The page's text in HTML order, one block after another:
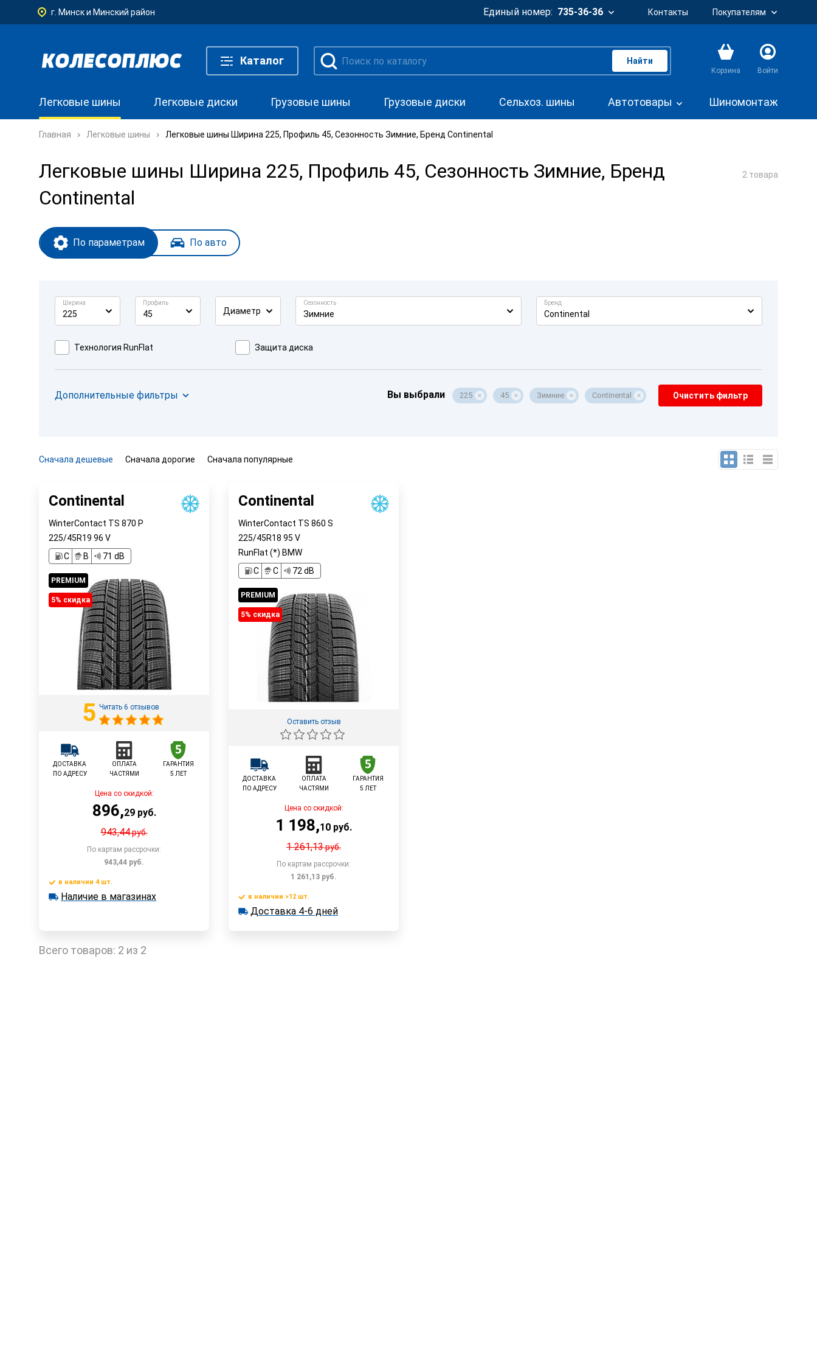
г. Минск и Минский район Единый номер: 735-36-36 Контакты Покупателям
Каталог Найти
Корзина Войти
Легковые шины Легковые диски Грузовые шины Грузовые диски Сельхоз. шины Автотовары Шиномонтаж
Главная Легковые шины Легковые шины Ширина 225, Профиль 45, Сезонность Зимние, Бренд Continental
Легковые шины Ширина 225, Профиль 45, Сезонность Зимние, Бренд
Continental
2 товара
По параметрам По авто
Ширина
225
Профиль
45 Диаметр
Сезонность
Зимние
Бренд
Continental
Технология RunFlat Защита диска
Дополнительные фильтры Вы выбрали 225 45 Зимние Continental Очистить фильтр
Сначала дешевые Сначала дорогие Сначала популярные
Continental
WinterContact TS 870 P
225/45R19 96 V
C
B 71 dB
PREMIUM
5% cкидка
5 Читать 6 отзывов
ДОСТАВКА
ПО АДРЕСУ
ОПЛАТА
ЧАСТЯМИ
ГАРАНТИЯ
5 ЛЕТ
Цена со скидкой:
896,29руб.
943,44руб.
По картам рассрочки:
943,44 руб.
В корзину
в наличии 4 шт.
в наличии 4 шт.
Наличие в магазинах
Continental
WinterContact TS 860 S
225/45R18 95 V
RunFlat (*) BMW
C
C 72 dB
PREMIUM
5% cкидка
Оставить отзыв
ДОСТАВКА
ПО АДРЕСУ
ОПЛАТА
ЧАСТЯМИ
ГАРАНТИЯ
5 ЛЕТ
Цена со скидкой:
1 198,10 руб.
1 261,13руб.
По картам рассрочки:
1 261,13 руб.
В корзину
в наличии >12 шт.
в наличии >12 шт.
Доставка 4-6 дней
Всего товаров: 2 из 2